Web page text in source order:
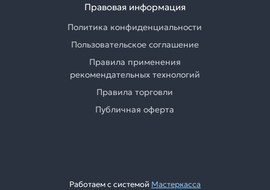
Правовая информация
Политика конфиденциальности
Пользовательское соглашение
Правила применения
рекомендательных технологий
Правила торговли
Публичная оферта
Работаем с системой Мастеркасса